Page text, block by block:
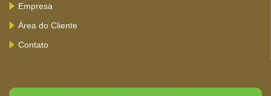
Empresa
Área do Cliente
Contato